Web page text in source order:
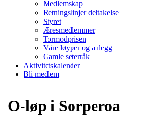
Medlemskap
Retningslinjer deltakelse
Styret
Æresmedlemmer
Tormodprisen
Våre løyper og anlegg
Gamle seterråk
Aktivitetskalender
Bli medlem
O-løp i Sorperoa